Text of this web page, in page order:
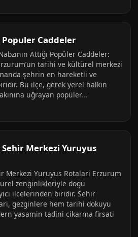
Caddeler
Attığı Popüler Caddeler:
tarihi ve kültürel merkezi
şehrin en hareketli ve
Bu ilçe, gerek yerel halkın
uğrayan popüler...
Merkezi Yuruyus
Merkezi Yuruyus Rotalari Erzurum
zenginlikleriyle dogu
ilcelerinden biridir. Sehir
gezginlere hem tarihi dokuyu
yasamin tadini cikarma firsati